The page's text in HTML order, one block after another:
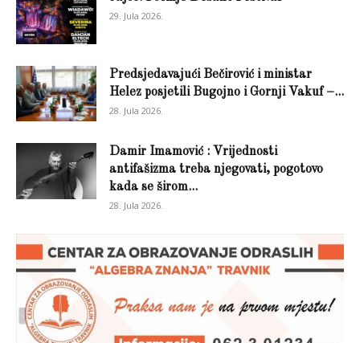
29. Jula 2026.
Predsjedavajući Bečirović i ministar
Helez posjetili Bugojno i Gornji Vakuf –...
28. Jula 2026.
Damir Imamović : Vrijednosti
antifašizma treba njegovati, pogotovo
kada se širom...
28. Jula 2026.